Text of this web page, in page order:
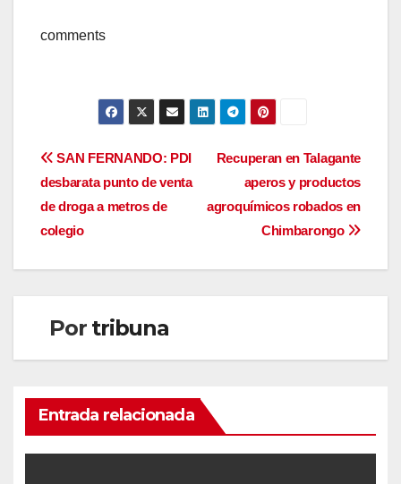
comments
Navegación
de
entradas
Recuperan en Talagante
aperos y productos
agroquímicos robados en
Chimbarongo
SAN FERNANDO: PDI
desbarata punto de venta
de droga a metros de
colegio
Por tribuna
Entrada relacionada